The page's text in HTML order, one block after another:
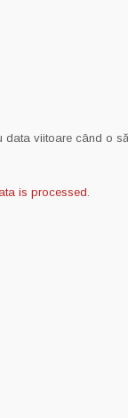
data viitoare când o
is processed.